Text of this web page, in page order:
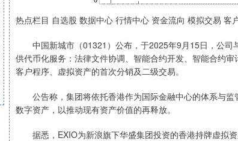
热点栏目 自选股 数据中心 行情中心 资金流向 模拟交易 客
中国新城市（01321）公布，于2025年9月15日，公司
供代币化服务：法律文件协调、智能合约开发、智能合约
客户程序、虚拟资产的首次分销及二级交易。
公告称，集团将依托香港作为国际金融中心的体系与监
数字资产，以推动现有资产价值的再释放。
据悉，EXIO为新浪旗下华盛集团投资的香港持牌虚拟